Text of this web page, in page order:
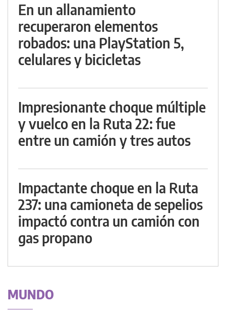
En un allanamiento
recuperaron elementos
robados: una PlayStation 5,
celulares y bicicletas
Impresionante choque múltiple
y vuelco en la Ruta 22: fue
entre un camión y tres autos
Impactante choque en la Ruta
237: una camioneta de sepelios
impactó contra un camión con
gas propano
MUNDO